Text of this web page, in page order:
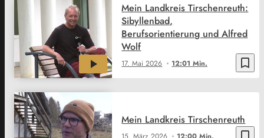
bookmark_border
17. Mai 2026 12:01 Min.
Mein Landkreis Tirschenreuth:
Sibyllenbad,
Berufsorientierung und Alfred
Wolf
Mein Landkreis Tirschenreuth